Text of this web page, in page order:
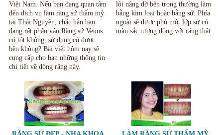
Việt Nam. Nếu bạn đang quan tâm
đến dịch vụ làm răng sứ thẩm mỹ
tại Thái Nguyên, chắc hẳn bạn
đang rất phân vân Răng sứ Venus
có tốt không, sử dụng có được
bền không? Bài viết hôm nay sẽ
cung cấp cho bạn những thông tin
chi tiết về dòng răng này.
lõi nâng đỡ bên trong thường làm
bằng kim loại hoặc bằng sứ. Phía
ngoài sẽ được phủ một lớp sứ có
màu sắc tương đồng với răng thật.